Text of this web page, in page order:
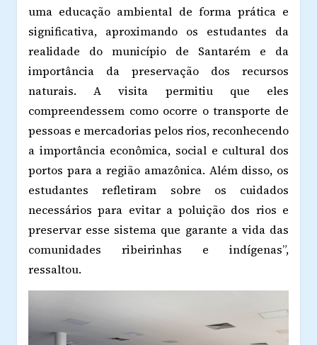
uma educação ambiental de forma prática e
significativa, aproximando os estudantes da
realidade do município de Santarém e da
importância da preservação dos recursos
naturais. A visita permitiu que eles
compreendessem como ocorre o transporte de
pessoas e mercadorias pelos rios, reconhecendo
a importância econômica, social e cultural dos
portos para a região amazônica. Além disso, os
estudantes refletiram sobre os cuidados
necessários para evitar a poluição dos rios e
preservar esse sistema que garante a vida das
comunidades ribeirinhas e indígenas”,
ressaltou.